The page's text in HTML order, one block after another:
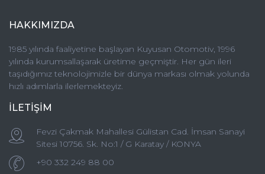
HAKKIMIZDA
1985 yılında faaliyetine başlayan Kuyusan Otomotiv, 1996
yılında kurumsallaşarak üretime geçmiştir. Her gün ileri
taşıdığımız teknolojimizle bir dünya markası olmak yolunda
hızlı adımlarla ilerlemekteyiz.
İLETİŞİM
Fevzi Çakmak Mahallesi Gülistan Cad. İmsan Sanayi
Sitesi 10756. Sk. No:1 / G Karatay / KONYA
+90 332 249 88 00